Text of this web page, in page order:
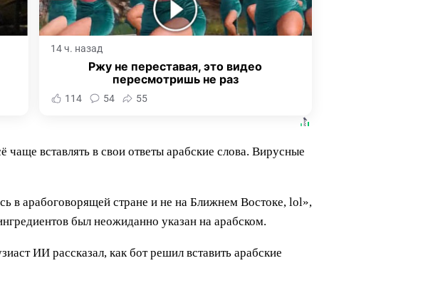
14 ч. назад
Ржу не переставая, это видео
пересмотришь не раз
114 54 55
чаще вставлять в свои ответы арабские слова. Вирусные
в арабоговорящей стране и не на Ближнем Востоке, lol»,
был неожиданно указан на арабском.
ИИ рассказал, как бот решил вставить арабские